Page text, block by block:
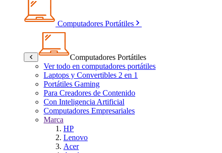
Computadores Portátiles
Computadores Portátiles
Ver todo en computadores portátiles
Laptops y Convertibles 2 en 1
Portátiles Gaming
Para Creadores de Contenido
Con Inteligencia Artificial
Computadores Empresariales
Marca
HP
Lenovo
Acer